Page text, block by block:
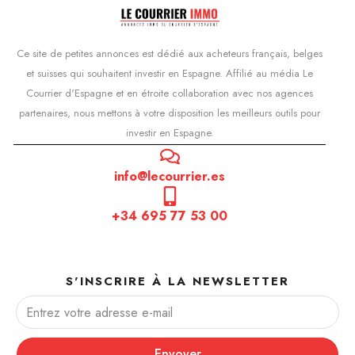
Ce site de petites annonces est dédié aux acheteurs français, belges
et suisses qui souhaitent investir en Espagne. Affilié au média Le
Courrier d'Espagne et en étroite collaboration avec nos agences
partenaires, nous mettons à votre disposition les meilleurs outils pour
investir en Espagne.
info@lecourrier.es
+34 695 77 53 00
S'INSCRIRE À LA NEWSLETTER